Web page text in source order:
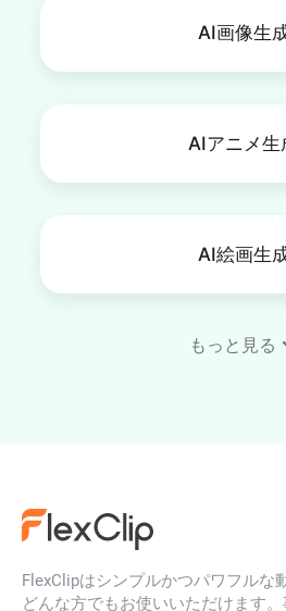
AI画像生
AIアニメ生
AI絵画生
AIイラスト
もっと見る
FlexClipはシンプルかつパワフルな
どんな方でもお使いいただけます